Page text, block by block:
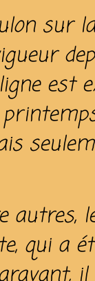
sur
est
autres,
qui a